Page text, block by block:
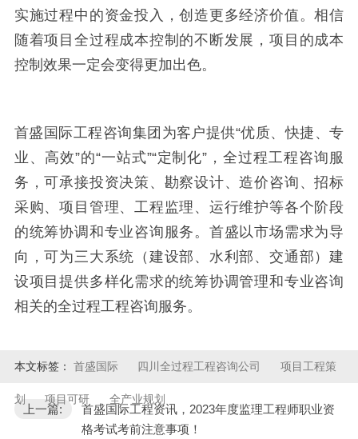
实施过程中的资金投入，创造更多经济价值。相信
随着项目全过程成本控制的不断发展，项目的成本
控制效果一定会变得更加出色。
首盛国际工程咨询集团为客户提供“优质、快捷、专
业、高效”的“一站式”“定制化”，全过程工程咨询服
务，可承接投资决策、勘察设计、造价咨询、招标
采购、项目管理、工程监理、运行维护等各个阶段
的统筹协调和专业咨询服务。首盛以市场需求为导
向，可为三大系统（建设部、水利部、交通部）建
设项目提供多样化需求的统筹协调管理和专业咨询
相关的全过程工程咨询服务。
本文标签： 首盛国际 四川全过程工程咨询公司 项目工程策
划 项目可研 全产业规划
上一篇:
首盛国际工程资讯，2023年度监理工程师职业资
格考试考前注意事项！